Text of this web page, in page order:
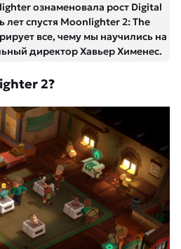
ознаменовала рост Digital
лет спустя Moonlighter 2: The
все, чему мы научились на
директор Хавьер Хименес.
2?